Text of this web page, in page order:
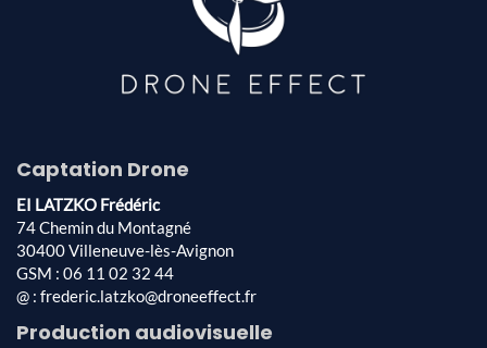
Captation Drone
EI LATZKO Frédéric
74 Chemin du Montagné
30400 Villeneuve-lès-Avignon
GSM : 06 11 02 32 44
@ : frederic.latzko@droneeffect.fr
Production audiovisuelle